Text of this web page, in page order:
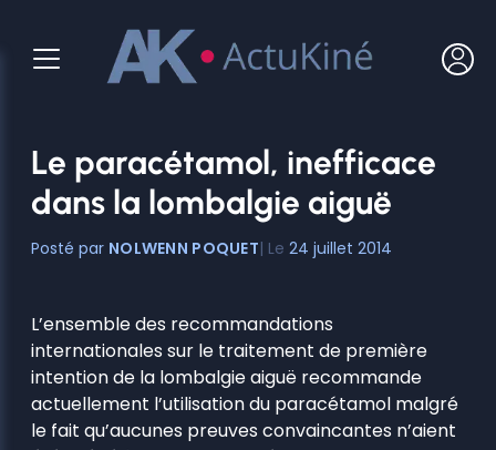
contenu
Le paracétamol, inefficace
dans la lombalgie aiguë
NOLWENN POQUET 24 juillet 2014
L’ensemble des recommandations
internationales sur le traitement de première
intention de la lombalgie aiguë recommande
actuellement l’utilisation du paracétamol malgré
le fait qu’aucunes preuves convaincantes n’aient